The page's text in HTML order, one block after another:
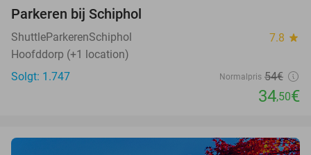
Parkeren bij Schiphol
ShuttleParkerenSchiphol 7.8 star
Hoofddorp (+1 location)
Solgt: 1.747
Normalpris 54€
34,50€